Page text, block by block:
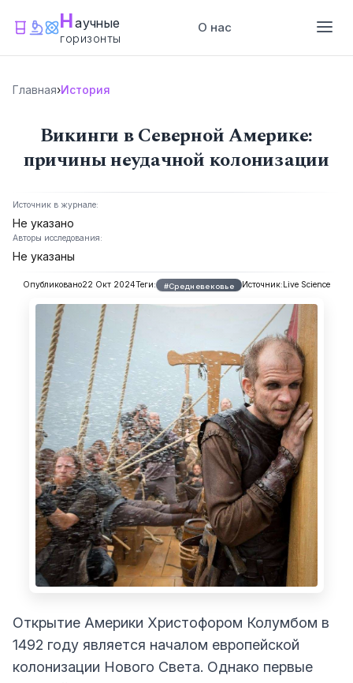
Научные
горизонты
О нас
Главная›История
Викинги в Северной Америке:
причины неудачной колонизации
Источник в журнале:
Не указано
Авторы исследования:
Не указаны
Опубликовано22 Окт 2024Теги: #Средневековье Источник:Live Science
Открытие Америки Христофором Колумбом в
1492 году является началом европейской
колонизации Нового Света. Однако первые